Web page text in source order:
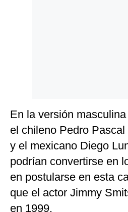
En la versión
el chileno Pedro Pascal
y el mexicano Diego
podrían convertirse en
en postularse en esta
que el actor Jimmy
en 1999.